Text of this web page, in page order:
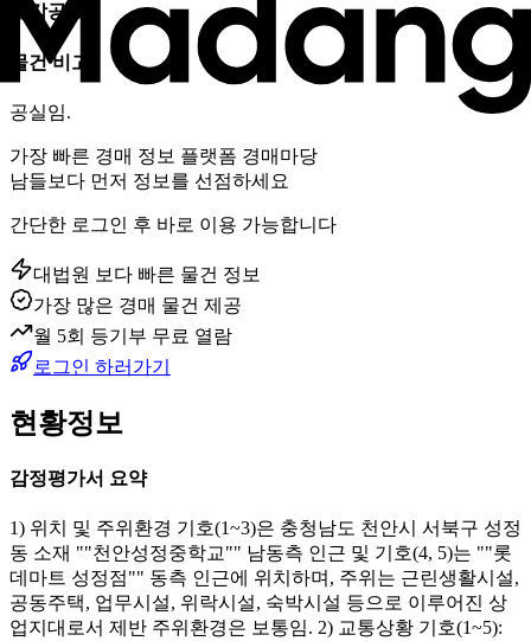
매각공고
물건 비고
공실임.
가장 빠른 경매 정보 플랫폼 경매마당
남들보다 먼저 정보를 선점하세요
간단한 로그인 후 바로 이용 가능합니다
대법원 보다 빠른 물건 정보
가장 많은 경매 물건 제공
월 5회 등기부 무료 열람
로그인 하러가기
현황정보
감정평가서 요약
1) 위치 및 주위환경 기호(1~3)은 충청남도 천안시 서북구 성정
동 소재 ""천안성정중학교"" 남동측 인근 및 기호(4, 5)는 ""롯
데마트 성정점"" 동측 인근에 위치하며, 주위는 근린생활시설,
공동주택, 업무시설, 위락시설, 숙박시설 등으로 이루어진 상
업지대로서 제반 주위환경은 보통임. 2) 교통상황 기호(1~5):